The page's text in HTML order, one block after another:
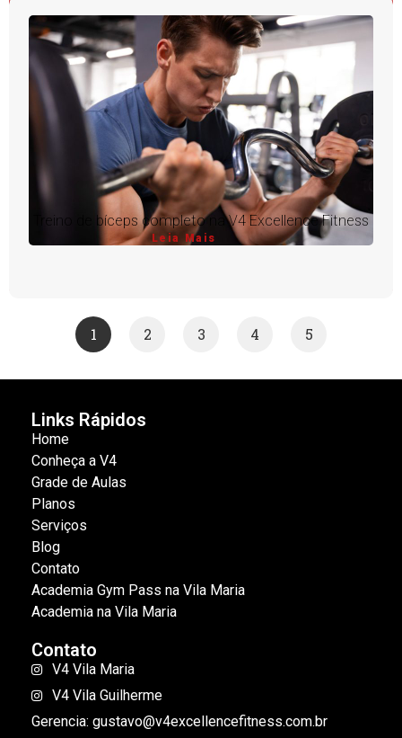
Treino de bíceps completo na V4 Excellence Fitness
Leia Mais
1 2 3 4 5
Links Rápidos
Home
Conheça a V4
Grade de Aulas
Planos
Serviços
Blog
Contato
Academia Gym Pass na Vila Maria
Academia na Vila Maria
Contato
V4 Vila Maria
V4 Vila Guilherme
Gerencia: gustavo@v4excellencefitness.com.br